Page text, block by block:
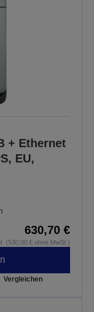
+ Ethernet
EU,
630,70 €
(530,00 € ohne MwSt.)
Vergleichen